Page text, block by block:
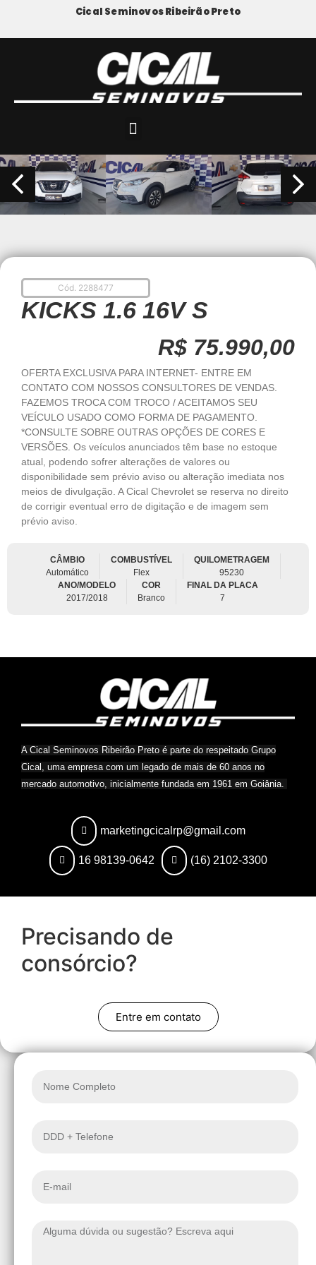
Cical Seminovos Ribeirão Preto
Cód. 2288477
KICKS 1.6 16V S
R$ 75.990,00
OFERTA EXCLUSIVA PARA INTERNET- ENTRE EM
CONTATO COM NOSSOS CONSULTORES DE VENDAS.
FAZEMOS TROCA COM TROCO / ACEITAMOS SEU
VEÍCULO USADO COMO FORMA DE PAGAMENTO.
*CONSULTE SOBRE OUTRAS OPÇÕES DE CORES E
VERSÕES. Os veículos anunciados têm base no estoque
atual, podendo sofrer alterações de valores ou
disponibilidade sem prévio aviso ou alteração imediata nos
meios de divulgação. A Cical Chevrolet se reserva no direito
de corrigir eventual erro de digitação e de imagem sem
prévio aviso.
CÂMBIO
Automático
COMBUSTÍVEL
Flex
QUILOMETRAGEM
95230
ANO/MODELO
2017/2018
COR
Branco
FINAL DA PLACA
7
A Cical Seminovos Ribeirão Preto é parte do respeitado Grupo
Cical, uma empresa com um legado de mais de 60 anos no
mercado automotivo, inicialmente fundada em 1961 em Goiânia.
marketingcicalrp@gmail.com
16 98139-0642 (16) 2102-3300
Precisando de
consórcio?
Entre em contato